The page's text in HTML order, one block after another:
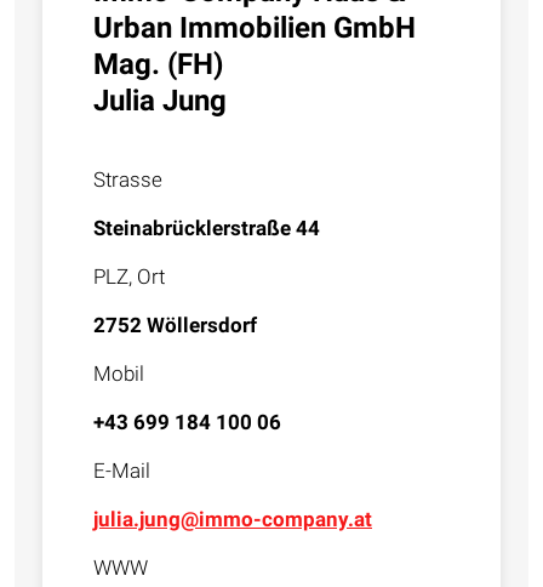
Urban Immobilien GmbH
Mag. (FH)
Julia Jung
Strasse
Steinabrücklerstraße 44
PLZ, Ort
2752 Wöllersdorf
Mobil
+43 699 184 100 06
E-Mail
julia.jung@immo-company.at
WWW